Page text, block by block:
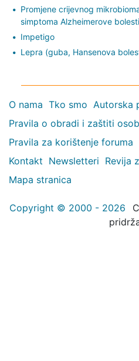
Promjene crijevnog
simptoma Alzheimerove bolesti
Impetigo
Lepra (guba, Hansenova
O nama Tko smo Autorska
Pravila o obradi i zaštiti
Pravila za korištenje foruma
Kontakt Newsletteri Revija
Mapa stranica
Copyright © 2000 - 2026